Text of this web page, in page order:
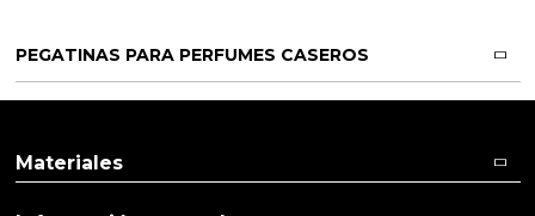
PEGATINAS PARA PERFUMES CASEROS
Materiales